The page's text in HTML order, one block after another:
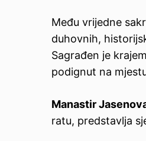
Među vrijedne
duhovnih,
Sagrađen je
podignut na
Manastir
ratu, predstavlja